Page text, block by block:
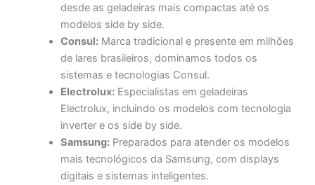
desde as geladeiras mais compactas até os
modelos side by side.
Consul: Marca tradicional e presente em milhões
de lares brasileiros, dominamos todos os
sistemas e tecnologias Consul.
Electrolux: Especialistas em geladeiras
Electrolux, incluindo os modelos com tecnologia
inverter e os side by side.
Samsung: Preparados para atender os modelos
mais tecnológicos da Samsung, com displays
digitais e sistemas inteligentes.